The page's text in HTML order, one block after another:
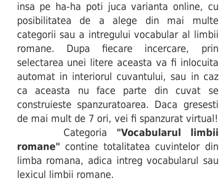
insa pe ha-ha poti juca varianta online, cu
posibilitatea de a alege din mai multe
categorii sau a intregului vocabular al limbii
romane. Dupa fiecare incercare, prin
selectarea unei litere aceasta va fi inlocuita
automat in interiorul cuvantului, sau in caz
ca aceasta nu face parte din cuvat se
construieste spanzuratoarea. Daca gresesti
de mai mult de 7 ori, vei fi spanzurat virtual!
Categoria "Vocabularul limbii
romane" contine totalitatea cuvintelor din
limba romana, adica intreg vocabularul sau
lexicul limbii romane.